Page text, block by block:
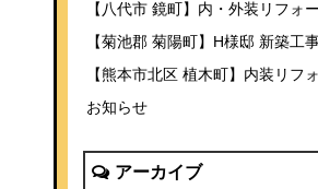
【八代市 鏡町】内・外装リフォ
【菊池郡 菊陽町】H様邸 新築工
【熊本市北区 植木町】内装リフ
お知らせ
アーカイブ